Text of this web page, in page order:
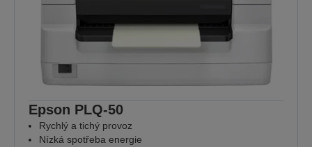
Epson PLQ-50
Rychlý a tichý provoz
Nízká spotřeba energie